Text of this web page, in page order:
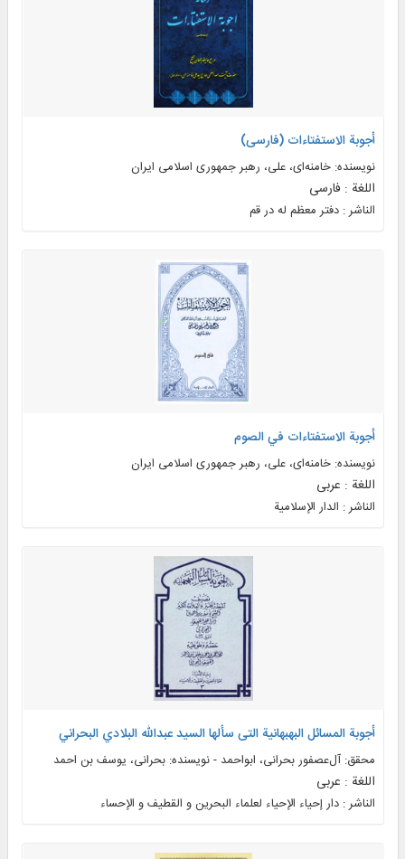
أجوبة الاستفتاءات (فارسی)
نویسنده: خامنه‌ای، علی، رهبر جمهوری اسلامی ایران
اللغة : فارسی
الناشر : دفتر معظم له در قم‏
أجوبة الاستفتاءات في الصوم
نویسنده: خامنه‌ای، علی، رهبر جمهوری اسلامی ایران
اللغة : عربی
الناشر : الدار الإسلامية
أجوبة المسائل البهبهانیة التی سألها السید عبدالله البلادي البحراني
محقق: آل‌عصفور بحرانی، ابواحمد - نویسنده: بحرانی، یوسف بن احمد
اللغة : عربی
الناشر : دار إحياء الإحياء لعلماء البحرين و القطيف و الإحساء